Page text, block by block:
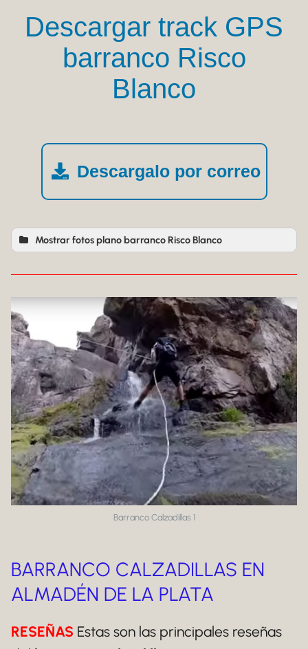
Descargar track GPS
barranco Risco
Blanco
Descargalo por correo
Mostrar fotos plano barranco Risco Blanco
Barranco Calzadillas 1
BARRANCO CALZADILLAS EN
ALMADÉN DE LA PLATA
RESEÑAS Estas son las principales reseñas